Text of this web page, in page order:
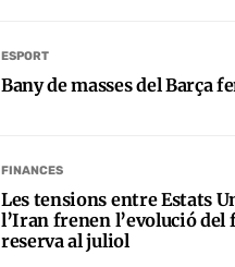
ESPORT
Bany de masses del Barça
FINANCES
Les tensions entre Estats
l’Iran frenen l’evolució del
reserva al juliol